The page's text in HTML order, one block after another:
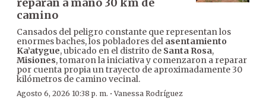
reparan a mano 30 km de
camino
Cansados del peligro constante que representan los
enormes baches, los pobladores del asentamiento
Ka’atygue, ubicado en el distrito de Santa Rosa,
Misiones, tomaron la iniciativa y comenzaron a reparar
por cuenta propia un trayecto de aproximadamente 30
kilómetros de camino vecinal.
Agosto 6, 2026 10:38 p. m. ·Vanessa Rodríguez